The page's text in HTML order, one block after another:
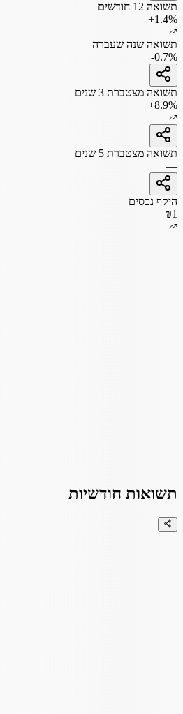
תשואה 12 חודשים
+1.4%
תשואה שנה שעברה
-0.7%
תשואה מצטברת 3 שנים
+8.9%
תשואה מצטברת 5 שנים
—
היקף נכסים
₪1
תשואות חודשיות